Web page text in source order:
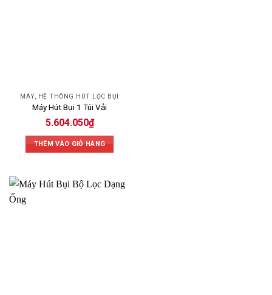
MÁY, HỆ THỐNG HÚT LỌC BỤI
Máy Hút Bụi 1 Túi Vải
5.604.050₫
THÊM VÀO GIỎ HÀNG